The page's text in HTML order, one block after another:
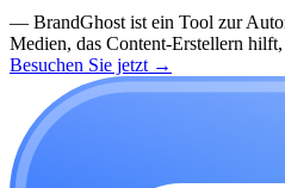
— BrandGhost ist ein Tool zur
Medien, das Content-Erstellern
Besuchen Sie jetzt →